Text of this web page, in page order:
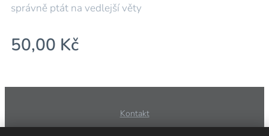
správně ptát na vedlejší věty
50,00 Kč
Kontakt